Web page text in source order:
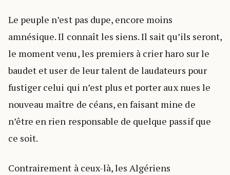
Le peuple n’est pas dupe, encore moins
amnésique. Il connaît les siens. Il sait qu’ils seront,
le moment venu, les premiers à crier haro sur le
baudet et user de leur talent de laudateurs pour
fustiger celui qui n’est plus et porter aux nues le
nouveau maître de céans, en faisant mine de
n’être en rien responsable de quelque passif que
ce soit.
Contrairement à ceux-là, les Algériens